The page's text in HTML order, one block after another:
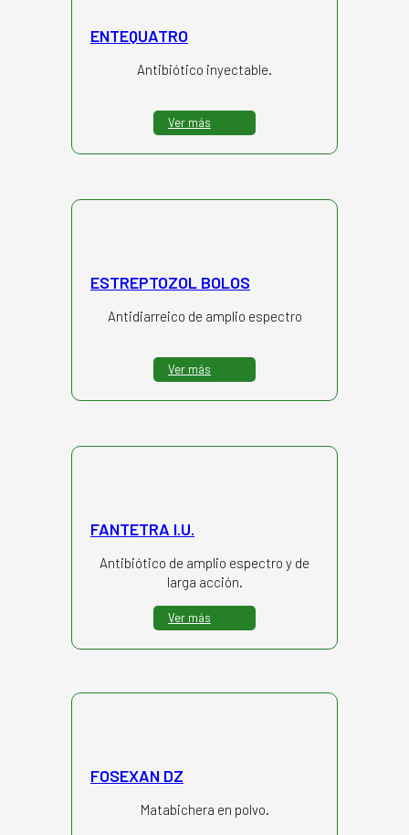
ENTEQUATRO
Antibiótico inyectable.
Ver más
ESTREPTOZOL BOLOS
Antidiarreico de amplio espectro
Ver más
FANTETRA I.U.
Antibiótico de amplio espectro y de
larga acción.
Ver más
FOSEXAN DZ
Matabichera en polvo.